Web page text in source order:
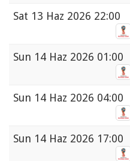
Sat 13 Haz 2026 22:00
Sun 14 Haz 2026 01:00
Sun 14 Haz 2026 04:00
Sun 14 Haz 2026 17:00